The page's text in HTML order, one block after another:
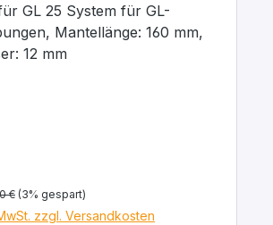
GL 25 System für GL-
Mantellänge: 160 mm,
12 mm
Preis:
€ (3% gespart)
zzgl. Versandkosten